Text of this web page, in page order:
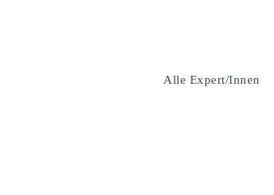
Alle Expert/innen